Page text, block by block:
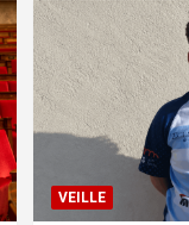
VEILLE